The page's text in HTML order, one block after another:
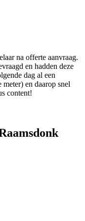
na offerte aanvraag.
en hadden deze
dag al een
en daarop snel
content!